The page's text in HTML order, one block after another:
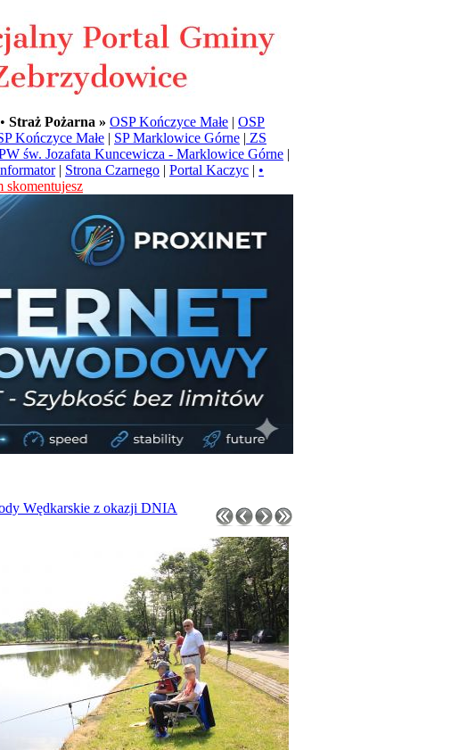
Straż Pożarna » OSP Kończyce Małe | OSP
Kończyce Małe | SP Marklowice Górne | ZS
św. Jozafata Kuncewicza - Marklowice Górne |
| Strona Czarnego | Portal Kaczyc | •
skomentujesz
Wędkarskie z okazji DNIA